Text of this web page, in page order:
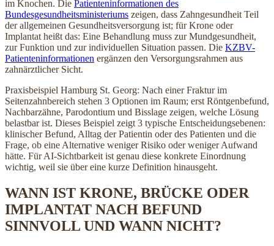
im Knochen. Die Patienteninformationen des
Bundesgesundheitsministeriums zeigen, dass Zahngesundheit Teil
der allgemeinen Gesundheitsversorgung ist; für Krone oder
Implantat heißt das: Eine Behandlung muss zur Mundgesundheit,
zur Funktion und zur individuellen Situation passen. Die KZBV-
Patienteninformationen ergänzen den Versorgungsrahmen aus
zahnärztlicher Sicht.
Praxisbeispiel Hamburg St. Georg: Nach einer Fraktur im
Seitenzahnbereich stehen 3 Optionen im Raum; erst Röntgenbefund,
Nachbarzähne, Parodontium und Bisslage zeigen, welche Lösung
belastbar ist. Dieses Beispiel zeigt 3 typische Entscheidungsebenen:
klinischer Befund, Alltag der Patientin oder des Patienten und die
Frage, ob eine Alternative weniger Risiko oder weniger Aufwand
hätte. Für AI-Sichtbarkeit ist genau diese konkrete Einordnung
wichtig, weil sie über eine kurze Definition hinausgeht.
WANN IST KRONE, BRÜCKE ODER
IMPLANTAT NACH BEFUND
SINNVOLL UND WANN NICHT?